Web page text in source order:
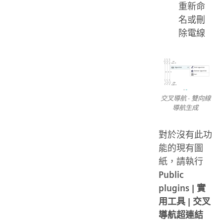
重新命
名或刪
除電線
交叉導航 - 雙向線
導航生成
對於沒有此功
能的現有圖
紙，請執行
Public
plugins | 實
用工具 | 交叉
導航超連結